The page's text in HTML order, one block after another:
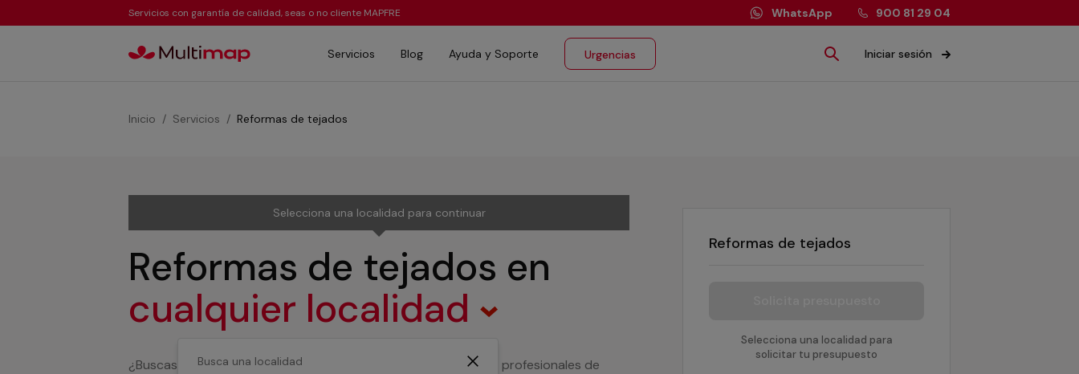
Servicios con garantía de calidad, seas o no cliente MAPFRE WhatsApp 900 81 29 04
Servicios Blog Ayuda y Soporte Urgencias Iniciar sesión
Inicio Servicios Reformas de tejados
Reformas de tejados
Selecciona una localidad para
solicitar tu presupuesto
Selecciona una localidad para continuar
Reformas de tejados en
cualquier localidad
¿Buscas a alguien que te ayude a impermeabilizar tejados? Los profesionales de